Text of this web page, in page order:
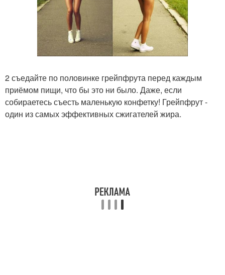
2 съедайте по половинке грейпфрута перед каждым
приёмом пищи, что бы это ни было. Даже, если
собираетесь съесть маленькую конфетку! Грейпфрут -
один из самых эффективных сжигателей жира.